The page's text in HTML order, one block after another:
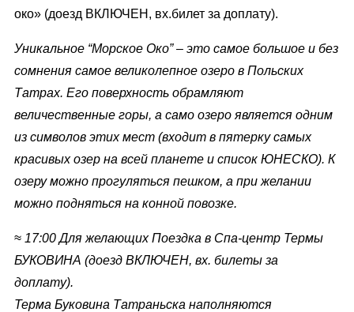
око» (доезд ВКЛЮЧЕН, вх.билет за доплату).
Уникальное “Морское Око”– это самое большое и без
сомнения самое великолепное озеро в Польских
Татрах. Его поверхность обрамляют
величественные горы, а само озеро является одним
из символов этих мест (входит в пятерку самых
красивых озер на всей планете и список ЮНЕСКО). К
озеру можно прогуляться пешком, а при желании
можно подняться на конной повозке.
≈ 17:00 Для желающих Поездка в Спа-центр Термы
БУКОВИНА (доезд ВКЛЮЧЕН, вх. билеты за
доплату).
Терма Буковина Татраньска наполняются